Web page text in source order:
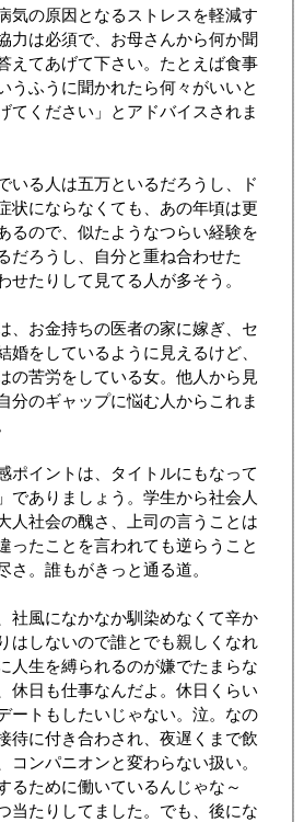
気の原因となるストレスを軽減す
力は必須で、お母さんから何か聞
えてあげて下さい。たとえば食事
うふうに聞かれたら何々がいいと
てください」とアドバイスされま
いる人は五万といるだろうし、ド
状にならなくても、あの年頃は更
るので、似たようなつらい経験を
だろうし、自分と重ね合わせた
せたりして見てる人が多そう。
、お金持ちの医者の家に嫁ぎ、セ
婚をしているように見えるけど、
の苦労をしている女。他人から見
分のギャップに悩む人からこれま
ポイントは、タイトルにもなって
でありましょう。学生から社会人
人社会の醜さ、上司の言うことは
ったことを言われても逆らうこと
さ。誰もがきっと通る道。
社風になかなか馴染めなくて辛か
はしないので誰とでも親しくなれ
人生を縛られるのが嫌でたまらな
休日も仕事なんだよ。休日くらい
ートもしたいじゃない。泣。なの
待に付き合わされ、夜遅くまで飲
コンパニオンと変わらない扱い。
るために働いているんじゃな～
当たりしてました。でも、後にな